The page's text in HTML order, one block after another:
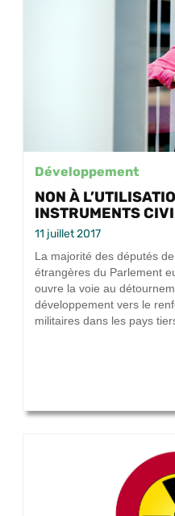
Développement
NON À
INSTRUMENTS
11 juillet 2017
La majorité des députés
étrangères du Parlement
ouvre la voie au
développement vers le
militaires dans les pays